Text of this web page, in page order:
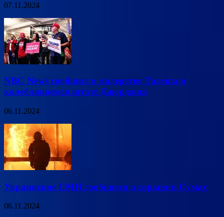
07.11.2024
NBC News сообщил о лидерстве Трампа в
колеблющемся штате Джорджия
06.11.2024
Украинские СМИ сообщили о взрыве в Сумах
06.11.2024